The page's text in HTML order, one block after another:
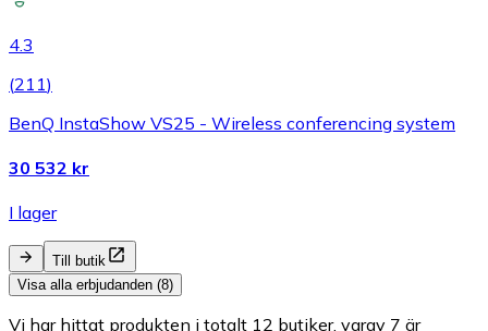
4.3
(211)
BenQ InstaShow VS25 - Wireless conferencing system
30 532 kr
I lager
Till butik
Visa alla erbjudanden (8)
Vi har hittat produkten i totalt 12 butiker, varav 7 är